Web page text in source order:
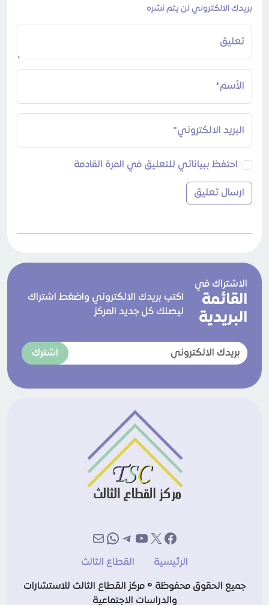
بريدك الالكتروني لن يتم نشره
تعليق
الأسم*
البريد الالكتروني*
احتفظ ببياناتي للتعليق في المرة القادمة
الاشتراك في
القائمة
البريدية
اكتب بريدك الالكتروني واضغط اشتراك
ليصلك كل جديد المركز
اشترك
فيسبوك
إكسيوتيوب
تيليجرام
واتساب
بريد
الرئيسية
القطاع الثالث
جميع الحقوق محفوظة © مركز القطاع الثالث للاستشارات
والدراسات الاجتماعية